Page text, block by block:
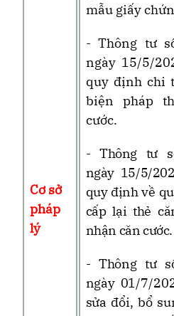
Cơ sở
pháp
lý
mẫu giấy
- Thông tư
ngày 15/5/
quy định chi
biện pháp
cước.
- Thông tư
ngày 15/5/
quy định về
cấp lại thẻ
nhận căn cước.
- Thông tư
ngày 01/7/
sửa đổi, bổ